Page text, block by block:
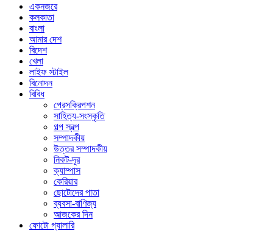
একনজরে
কলকাতা
বাংলা
আমার দেশ
বিদেশ
খেলা
লাইফ স্টাইল
বিনোদন
বিবিধ
প্রেসক্রিপশন
সাহিত্য-সংস্কৃতি
গল্প স্বল্প
সম্পাদকীয়
উত্তর সম্পাদকীয়
নিকট-দূর
ক্যাম্পাস
কেরিয়ার
ছোটোদের পাতা
ব্যবসা-বাণিজ্য
আজকের দিন
ফোটো গ্যালারি